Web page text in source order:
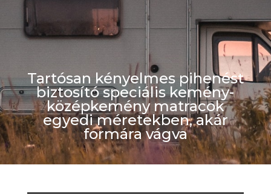
Tartósan kényelmes pihenést
biztosító speciális kemény-
középkemény matracok
egyedi méretekben, akár
formára vágva